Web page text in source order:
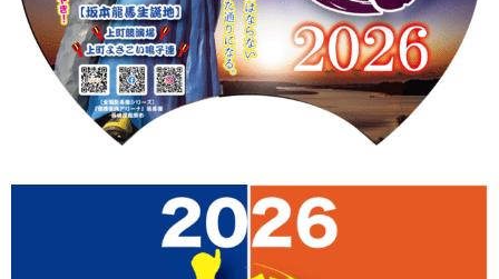
お問合せ
スタッフブログ